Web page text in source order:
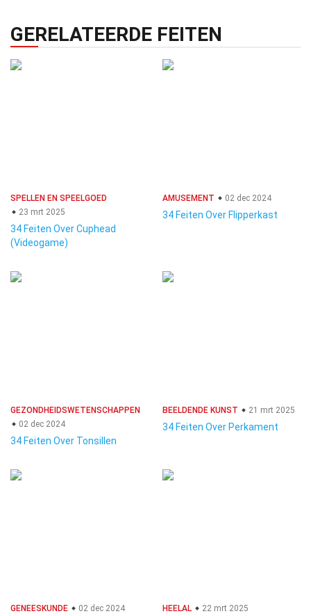
GERELATEERDE FEITEN
SPELLEN EN SPEELGOED
23 mrt 2025
34 Feiten Over Cuphead
(Videogame)
AMUSEMENT 02 dec 2024
34 Feiten Over Flipperkast
GEZONDHEIDSWETENSCHAPPEN
02 dec 2024
34 Feiten Over Tonsillen
BEELDENDE KUNST 21 mrt 2025
34 Feiten Over Perkament
GENEESKUNDE 02 dec 2024 HEELAL 22 mrt 2025